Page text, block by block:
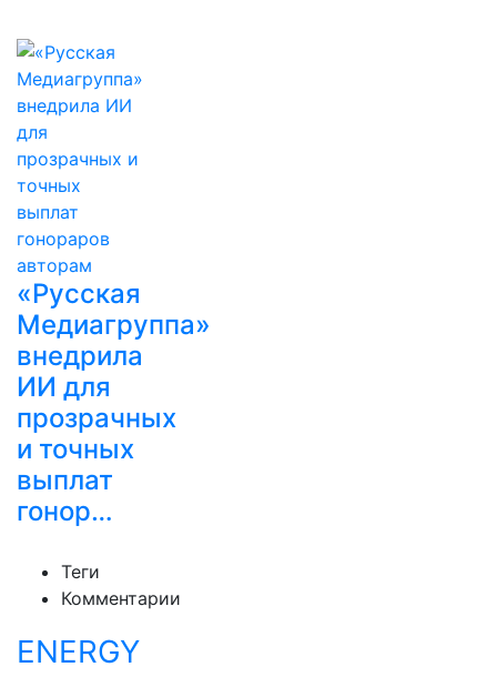
«Русская
Медиагруппа»
внедрила
ИИ для
прозрачных
и точных
выплат
гонор…
Теги
Комментарии
ENERGY